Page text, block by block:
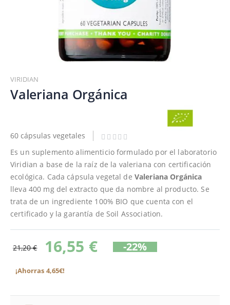
al
comienzo
de
de
VIRIDIAN
Valeriana Orgánica
60 cápsulas vegetales
Es un suplemento alimenticio formulado por el laboratorio
Viridian a base de la raíz de la valeriana con certificación
ecológica. Cada cápsula vegetal de Valeriana Orgánica
lleva 400 mg del extracto que da nombre al producto. Se
trata de un ingrediente 100% BIO que cuenta con el
certificado y la garantía de Soil Association.
21,20 € 16,55 € -22%
¡Ahorras 4,65€!